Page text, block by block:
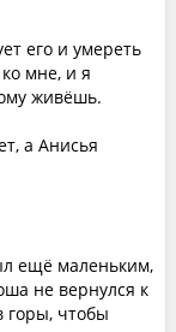
его и умереть
мне, и я
живёшь.
а Анисья
ещё маленьким,
не вернулся к
горы, чтобы